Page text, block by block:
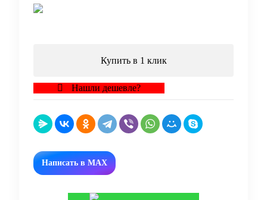
Купить в 1 клик
Нашли дешевле?
Написать в MAX